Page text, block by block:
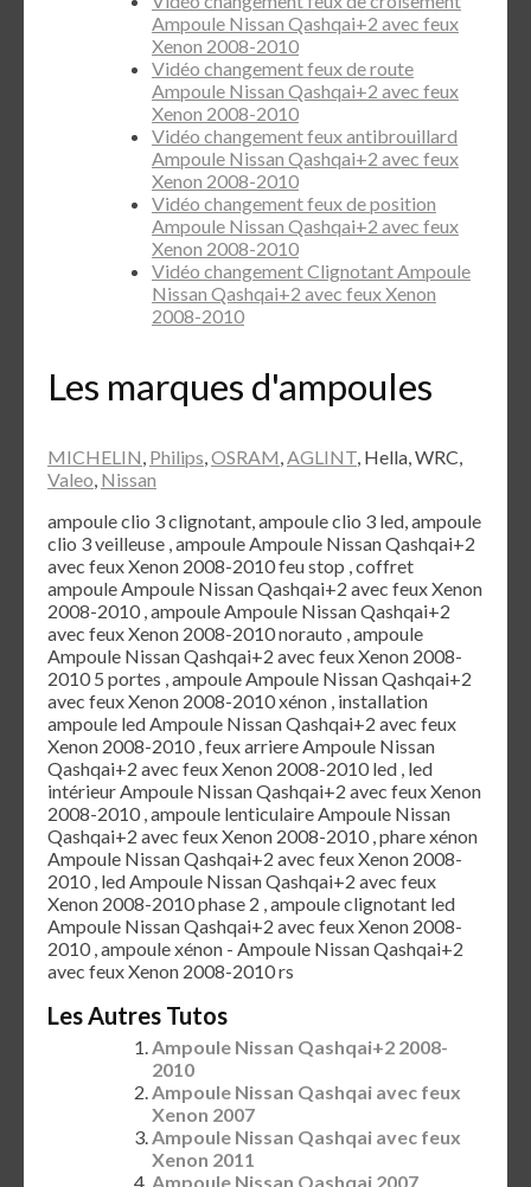
Ampoule Nissan Qashqai+2 avec feux
Xenon 2008-2010
Vidéo changement feux de route
Ampoule Nissan Qashqai+2 avec feux
Xenon 2008-2010
Vidéo changement feux antibrouillard
Ampoule Nissan Qashqai+2 avec feux
Xenon 2008-2010
Vidéo changement feux de position
Ampoule Nissan Qashqai+2 avec feux
Xenon 2008-2010
Vidéo changement Clignotant Ampoule
Nissan Qashqai+2 avec feux Xenon
2008-2010
Les marques d'ampoules
MICHELIN, Philips,OSRAM,AGLINT, Hella, WRC,
Valeo, Nissan
ampoule clio 3 clignotant, ampoule clio 3 led, ampoule
clio 3 veilleuse , ampoule Ampoule Nissan Qashqai+2
avec feux Xenon 2008-2010 feu stop , coffret
ampoule Ampoule Nissan Qashqai+2 avec feux Xenon
2008-2010 , ampoule Ampoule Nissan Qashqai+2
avec feux Xenon 2008-2010 norauto , ampoule
Ampoule Nissan Qashqai+2 avec feux Xenon 2008-
2010 5 portes , ampoule Ampoule Nissan Qashqai+2
avec feux Xenon 2008-2010 xénon , installation
ampoule led Ampoule Nissan Qashqai+2 avec feux
Xenon 2008-2010 , feux arriere Ampoule Nissan
Qashqai+2 avec feux Xenon 2008-2010 led , led
intérieur Ampoule Nissan Qashqai+2 avec feux Xenon
2008-2010 , ampoule lenticulaire Ampoule Nissan
Qashqai+2 avec feux Xenon 2008-2010 , phare xénon
Ampoule Nissan Qashqai+2 avec feux Xenon 2008-
2010 , led Ampoule Nissan Qashqai+2 avec feux
Xenon 2008-2010 phase 2 , ampoule clignotant led
Ampoule Nissan Qashqai+2 avec feux Xenon 2008-
2010 , ampoule xénon - Ampoule Nissan Qashqai+2
avec feux Xenon 2008-2010 rs
Les Autres Tutos
Ampoule Nissan Qashqai+2 2008-
2010
Ampoule Nissan Qashqai avec feux
Xenon 2007
Ampoule Nissan Qashqai avec feux
Xenon 2011
Ampoule Nissan Qashqai 2007